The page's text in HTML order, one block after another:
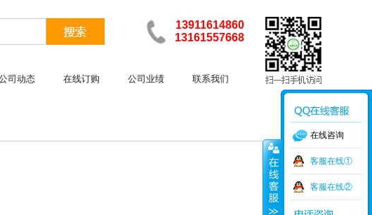
13911614860
13161557668
司动态 在线订购 公司业绩 联系我们
在线咨询
客服在线①
客服在线②